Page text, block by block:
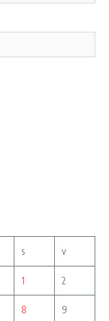
s v
1 2
8 9